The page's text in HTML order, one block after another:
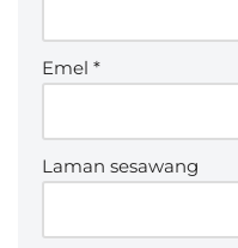
Emel *
Laman sesawang